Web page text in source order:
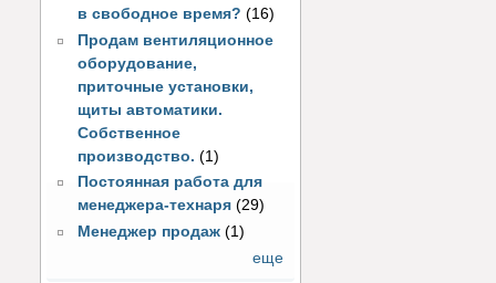
в свободное время? (16)
Продам вентиляционное
оборудование,
приточные установки,
щиты автоматики.
Собственное
производство. (1)
Постоянная работа для
менеджера-технаря (29)
Менеджер продаж (1)
еще